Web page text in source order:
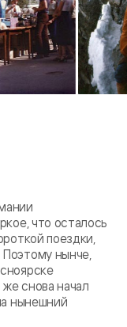
что осталось
поездки,
нынче,
снова начал
нынешний